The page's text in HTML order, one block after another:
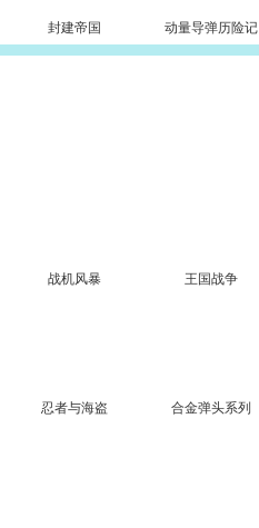
封建帝国 动量导弹历险记
战机风暴 王国战争
忍者与海盗 合金弹头系列